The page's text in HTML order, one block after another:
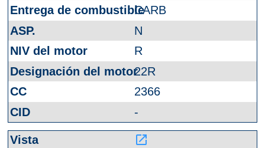
CARB
N
R
22R
2366
-
launch